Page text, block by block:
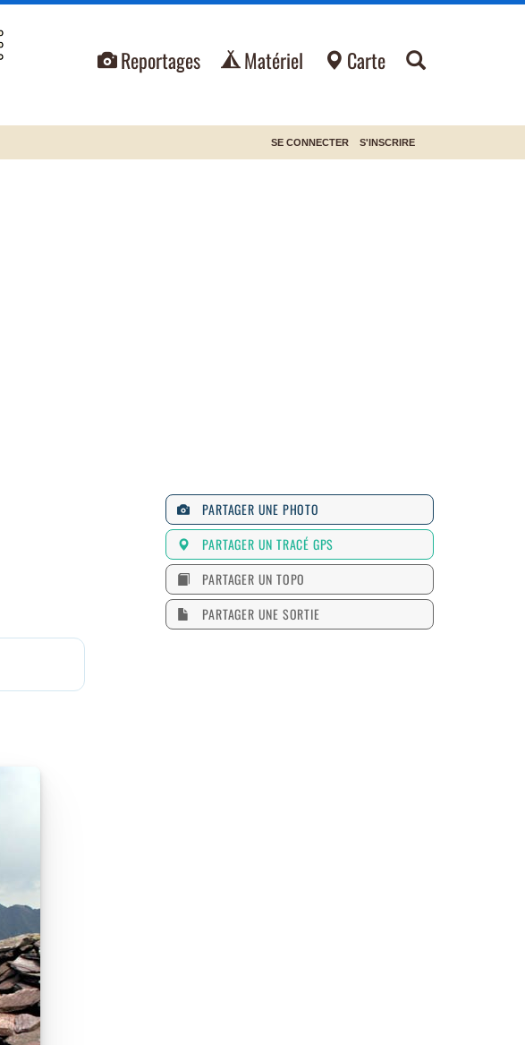
Reportages Matériel Carte
SE CONNECTER S'INSCRIRE
PARTAGER UNE PHOTO
PARTAGER UN TRACÉ GPS
PARTAGER UN TOPO
PARTAGER UNE SORTIE